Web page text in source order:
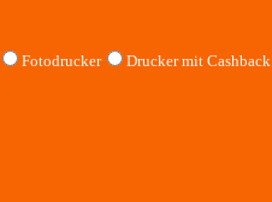
Fotodrucker
Drucker mit Cashback